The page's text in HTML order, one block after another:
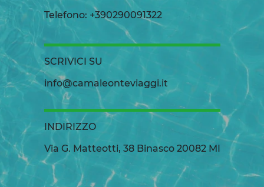
Telefono: +390290091322
SCRIVICI SU
info@camaleonteviaggi.it
INDIRIZZO
Via G. Matteotti, 38 Binasco 20082 MI